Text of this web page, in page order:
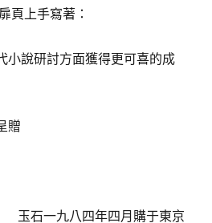
頁上手寫著：
小說研討方面獲得更可喜的成
贈
玉石一九八四年四月購于東京